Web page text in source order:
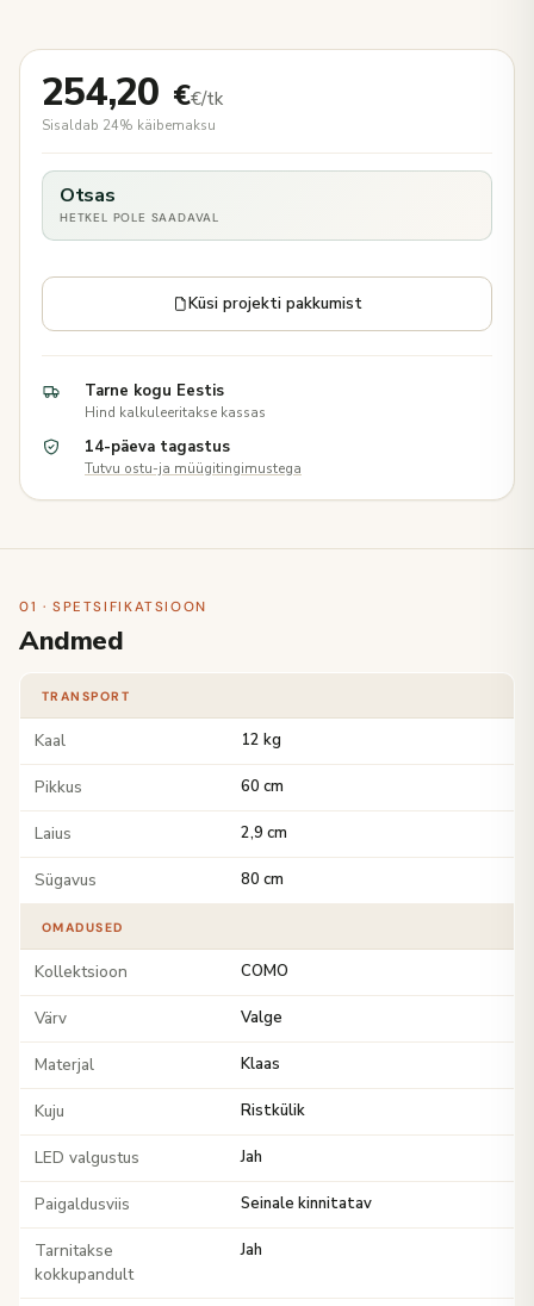
254,20 €€/tk
Sisaldab 24% käibemaksu
Otsas
HETKEL POLE SAADAVAL
Küsi projekti pakkumist
Tarne kogu Eestis
Hind kalkuleeritakse kassas
14-päeva tagastus
Tutvu ostu-ja müügitingimustega
01 · SPETSIFIKATSIOON
Andmed
TRANSPORT
Kaal 12 kg
Pikkus 60 cm
Laius 2,9 cm
Sügavus 80 cm
OMADUSED
Kollektsioon COMO
Värv Valge
Materjal Klaas
Kuju Ristkülik
LED valgustus Jah
Paigaldusviis Seinale kinnitatav
Tarnitakse
kokkupandult
Jah